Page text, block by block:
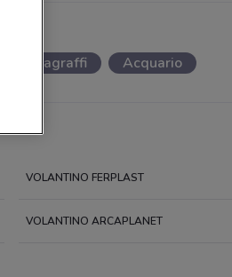
Tiragraffi Acquario
VOLANTINO FERPLAST
VOLANTINO ARCAPLANET